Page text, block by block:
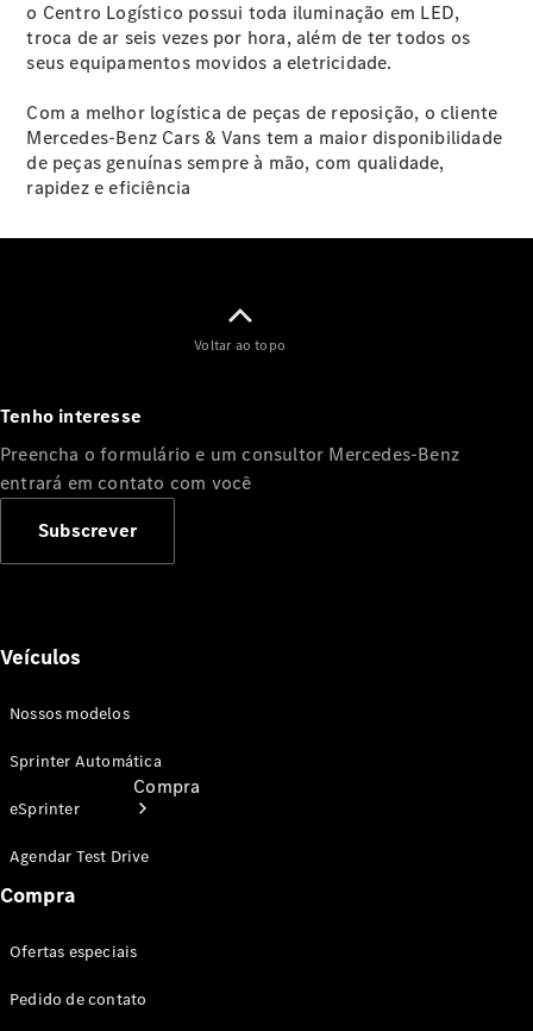
Furgão
Vidrado
Sprinter
Van
Passageiro
eSprinter
eSprinter
Furgão
Vidrado
Automóveis
Compra
especiais
o Centro Logístico possui toda iluminação em LED,
troca de ar seis vezes por hora, além de ter todos os
seus equipamentos movidos a eletricidade.
Com a melhor logística de peças de reposição, o cliente
Mercedes-Benz Cars & Vans tem a maior disponibilidade
de peças genuínas sempre à mão, com qualidade,
rapidez e eficiência
Voltar ao topo
Tenho interesse
Preencha o formulário e um consultor Mercedes-Benz
entrará em contato com você
Subscrever
Veículos
Nossos modelos
Sprinter Automática
eSprinter
Agendar Test Drive
Compra
Ofertas especiais
Pedido de contato